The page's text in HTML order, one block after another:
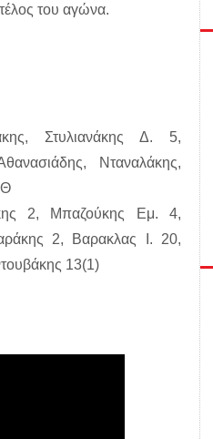
του αγώνα.
Στυλιανάκης Δ. 5,
Νταναλάκης,
Θ
2, Μπαζούκης Εμ. 4,
2, Βαρακλας Ι. 20,
13(1)